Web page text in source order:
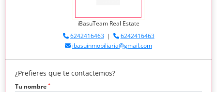
iBasuTeam Real Estate
6242416463|
6242416463
ibasuinmobiliaria@gmail.com
¿Prefieres que te contactemos?
Tu nombre *